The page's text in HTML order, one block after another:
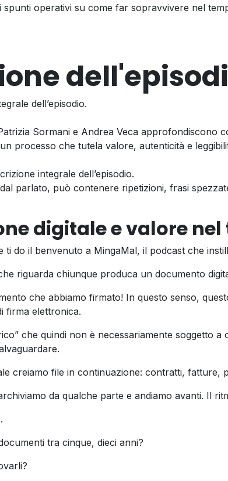
spunti operativi su come far sopravvivere nel
dell’episodio.
Sormani e Andrea Veca approfondiscono
processo che tutela valore, autenticità e
integrale dell’episodio.
parlato, può contenere ripetizioni, frasi
digitale e valore
ti do il benvenuto a MingaMal, il podcast che
riguarda chiunque produca un documento
che abbiamo firmato! In questo senso,
firma elettronica.
che quindi non è necessariamente soggetto
creiamo file in continuazione: contratti, fatture,
da qualche parte e andiamo avanti. Il
tra cinque, dieci anni?